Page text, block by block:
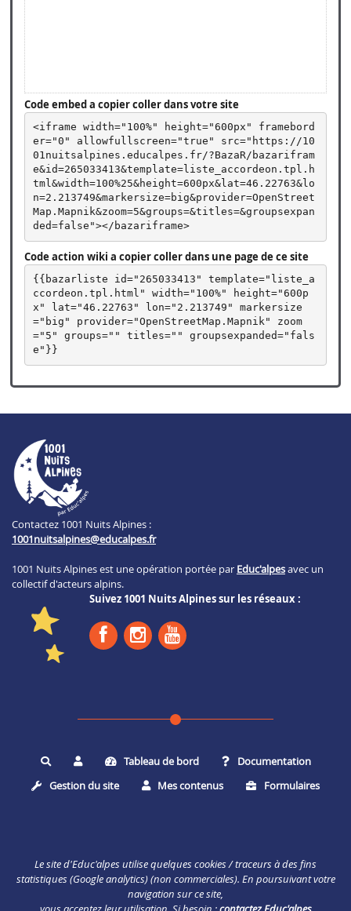
Code embed a copier coller dans votre site
<iframe width="100%" height="600px" framebord
er="0" allowfullscreen="true" src="https://10
01nuitsalpines.educalpes.fr/?BazaR/bazarifram
e&id=265033413&template=liste_accordeon.tpl.h
tml&width=100%25&height=600px&lat=46.22763&lo
n=2.213749&markersize=big&provider=OpenStreet
Map.Mapnik&zoom=5&groups=&titles=&groupsexpan
ded=false"></bazariframe>
Code action wiki a copier coller dans une page de ce site
{{bazarliste id="265033413" template="liste_a
ccordeon.tpl.html" width="100%" height="600p
x" lat="46.22763" lon="2.213749" markersize
="big" provider="OpenStreetMap.Mapnik" zoom
="5" groups="" titles="" groupsexpanded="fals
e"}}
Contactez 1001 Nuits Alpines :
1001nuitsalpines@educalpes.fr
1001 Nuits Alpines est une opération portée par Educ'alpesavec un
collectif d'acteurs alpins.
Suivez 1001 Nuits Alpines sur les réseaux :
Rechercher Tableau de bord
Documentation
Gestion du site
Mes contenus Formulaires
Le site d'Educ'alpes utilise quelques cookies / traceurs à des fins
statistiques (Google analytics) (non commerciales). En poursuivant votre
navigation sur ce site,